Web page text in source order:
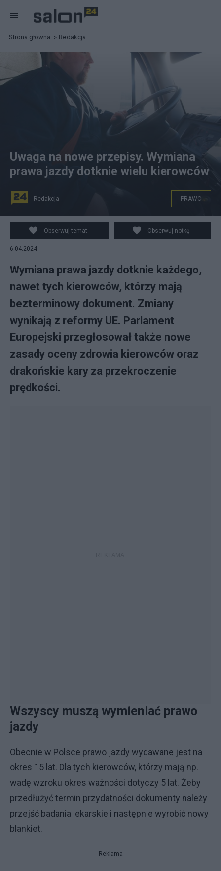
Strona główna Redakcja
Wymiana prawa jazdy dotknie każdego. Fot. flickr.com
Uwaga na nowe przepisy. Wymiana
prawa jazdy dotknie wielu kierowców
Redakcja PRAWO
Obserwuj temat Obserwuj notkę
6.04.2024
Wymiana prawa jazdy dotknie każdego,
nawet tych kierowców, którzy mają
bezterminowy dokument. Zmiany
wynikają z reformy UE. Parlament
Europejski przegłosował także nowe
zasady oceny zdrowia kierowców oraz
drakońskie kary za przekroczenie
prędkości.
Wszyscy muszą wymieniać prawo
jazdy
Obecnie w Polsce prawo jazdy wydawane jest na
okres 15 lat. Dla tych kierowców, którzy mają np.
wadę wzroku okres ważności dotyczy 5 lat. Żeby
przedłużyć termin przydatności dokumenty należy
przejść badania lekarskie i następnie wyrobić nowy
blankiet.
Reklama